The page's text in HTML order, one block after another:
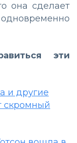
она сделает
эти
и другие
скромный